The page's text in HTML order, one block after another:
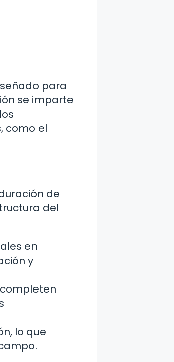
para
se imparte
como el
de
del
en
y
lo que